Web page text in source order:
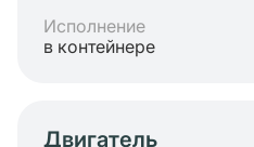
Исполнение
в контейнере
Двигатель